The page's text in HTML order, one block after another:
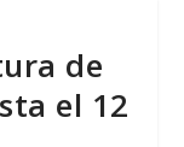
de
el 12